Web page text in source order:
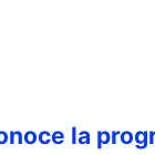
la